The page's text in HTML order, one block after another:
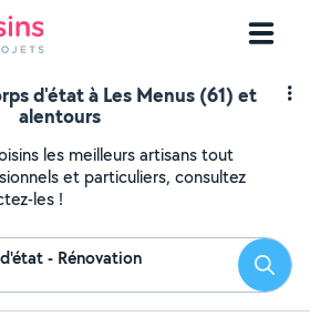
d'état à Les Menus (61) et
alentours
les meilleurs artisans tout
et particuliers, consultez
les !
- Rénovation